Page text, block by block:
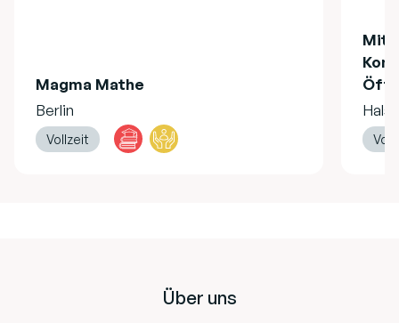
Magma Mathe
Berlin
Vollzeit
Über uns